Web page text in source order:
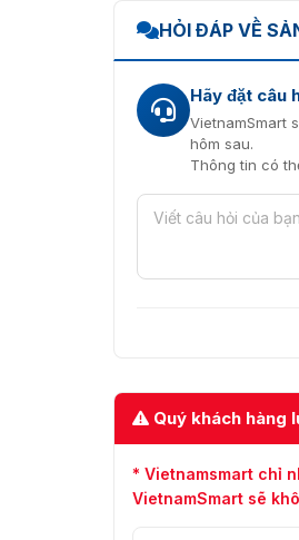
Với đội ngũ kỹ
phục lỗi một cách
về đầu đọc thẻ DS-
HỎI ĐÁP VỀ
Hãy đặt câu
VietnamSmart
hôm sau.
Thông tin có
Quý khách hàng
* Vietnamsmart chỉ
VietnamSmart sẽ